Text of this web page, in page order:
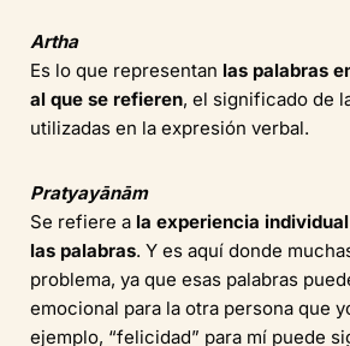
Artha
Es lo que representan las palabras
al que se refieren, el significado de
utilizadas en la expresión verbal.
Pratyayānām
Se refiere a la experiencia
las palabras. Y es aquí donde
problema, ya que esas palabras
emocional para la otra persona que
ejemplo, “felicidad” para mí puede